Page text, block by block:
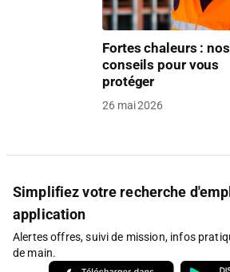
Fortes chaleurs : nos
conseils pour vous
protéger
26 mai 2026